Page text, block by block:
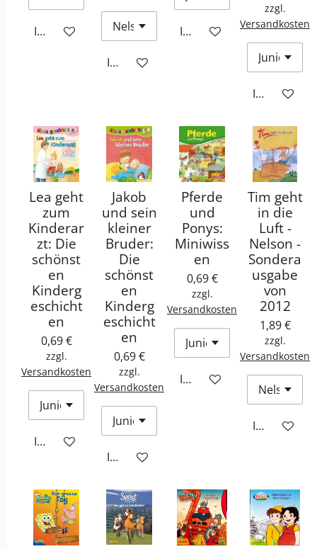
In den Warenkorb
In den Warenkorb
In den Warenkorb
zzgl.
Versandkosten
In den
Lea geht
zum
Kinderar
zt: Die
schönst
en
Kinderg
eschicht
en
0,69 €
zzgl.
Versandkosten
In den Warenkorb
Jakob
und sein
kleiner
Bruder:
Die
schönst
en
Kinderg
eschicht
en
0,69 €
zzgl.
Versandkosten
In den Warenkorb
Pferde
und
Ponys:
Miniwiss
en
0,69 €
zzgl.
Versandkosten
In den Warenkorb
Tim geht
in die
Luft -
Nelson -
Sondera
usgabe
von
2012
1,89 €
zzgl.
Versandkosten
In den